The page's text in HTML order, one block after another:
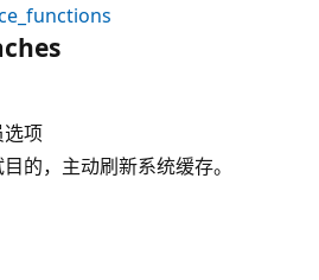
项
的，主动刷新系统缓存。